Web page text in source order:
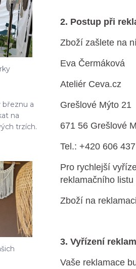
březnu a
na
trzích.
2. Postup při
Zboží zašlete na
Eva Čermáková
Ateliér Ceva.cz
Grešlové Mýto 21
671 56 Grešlové
Tel.: +420 606
Pro rychlejší
reklamačního
Zboží na
3. Vyřízení
Vaše reklamace